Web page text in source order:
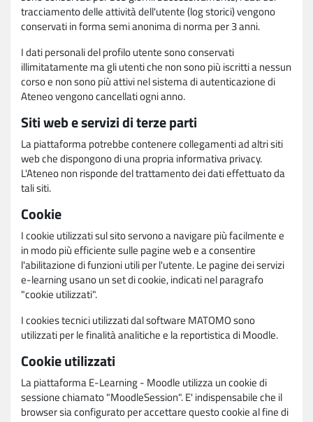
tracciamento delle attività dell'utente (log storici) vengono
conservati in forma semi anonima di norma per 3 anni.
I dati personali del profilo utente sono conservati
illimitatamente ma gli utenti che non sono più iscritti a nessun
corso e non sono più attivi nel sistema di autenticazione di
Ateneo vengono cancellati ogni anno.
Siti web e servizi di terze parti
La piattaforma potrebbe contenere collegamenti ad altri siti
web che dispongono di una propria informativa privacy.
L'Ateneo non risponde del trattamento dei dati effettuato da
tali siti.
Cookie
I cookie utilizzati sul sito servono a navigare più facilmente e
in modo più efficiente sulle pagine web e a consentire
l'abilitazione di funzioni utili per l'utente. Le pagine dei servizi
e-learning usano un set di cookie, indicati nel paragrafo
"cookie utilizzati".
I cookies tecnici utilizzati dal software MATOMO sono
utilizzati per le finalità analitiche e la reportistica di Moodle.
Cookie utilizzati
La piattaforma E-Learning - Moodle utilizza un cookie di
sessione chiamato "MoodleSession". E' indispensabile che il
browser sia configurato per accettare questo cookie al fine di